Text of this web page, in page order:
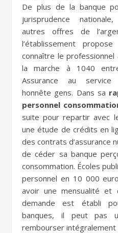
De plus de la banque
jurisprudence
autres offres de
l’établissement
connaître le
la marche à 1040
Assurance au service
honnête gens. Dans sa
personnel
suite pour repartir avec
une étude de crédits en
des contrats d’assurance
de céder sa banque
consommation. Écoles
personnel en 10 000
avoir une mensualité
demande est établi
banques, il peut pas
rembourser intégralement